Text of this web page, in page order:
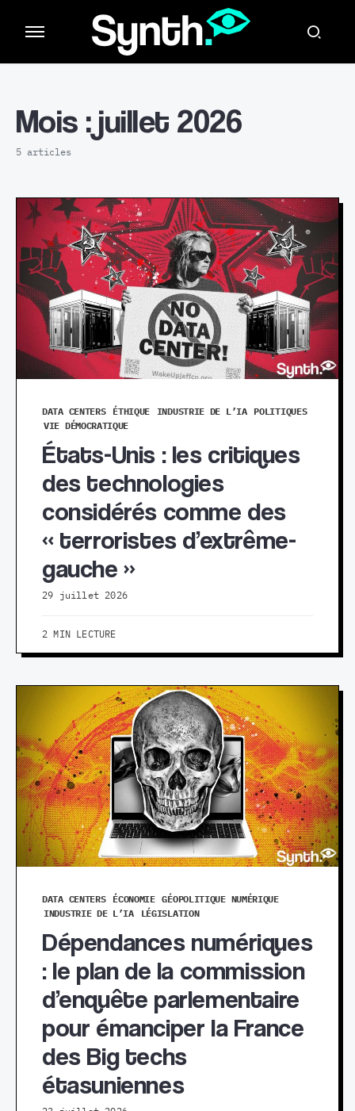
Mois :juillet 2026
5 articles
DATA CENTERS ÉTHIQUE INDUSTRIE DE L’IA
POLITIQUES
VIE DÉMOCRATIQUE
États-Unis : les critiques
des technologies
considérés comme des
« terroristes d’extrême-
gauche »
29 juillet 2026
2 MIN LECTURE
DATA CENTERS ÉCONOMIE GÉOPOLITIQUE NUMÉRIQUE
INDUSTRIE DE L’IA
LÉGISLATION
Dépendances numériques
: le plan de la commission
d’enquête parlementaire
pour émanciper la France
des Big techs
étasuniennes